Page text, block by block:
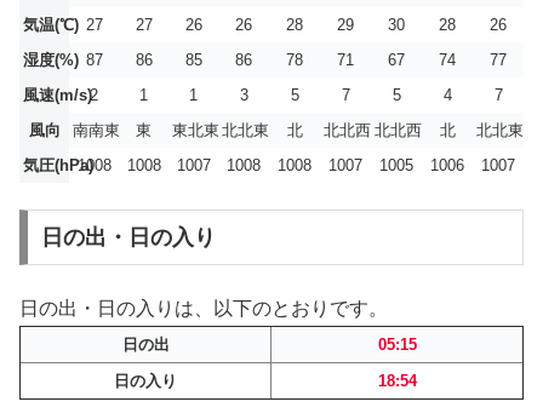
気温(℃) 27 27 26 26 28 29 30 28
26
湿度(%) 87 86 85 86 78 71 67 74
77
風速(m/s)2 1 1 3 5 7 5 4
7
風向
南南東 東 東北東 北北東 北 北北西 北北西 北
北北東
気圧(hPa)1008 1008 1007 1008 1008 1007 1005 1006 1007
日の出・日の入り
日の出・日の入りは、以下のとおりです。
日の出
05:15
日の入り
18:54